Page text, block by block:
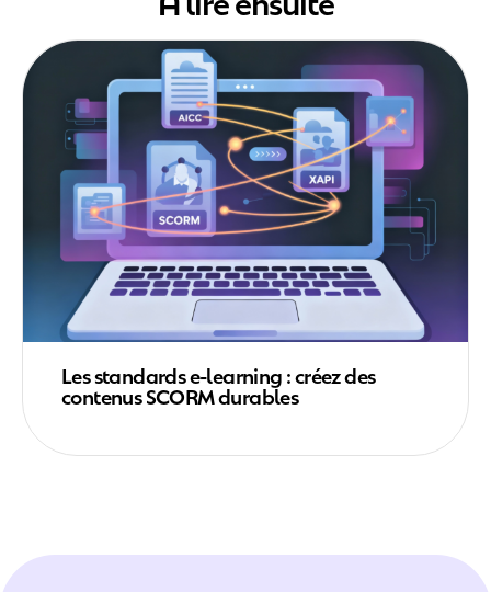
Les standards e-learning : créez des
contenus SCORM durables